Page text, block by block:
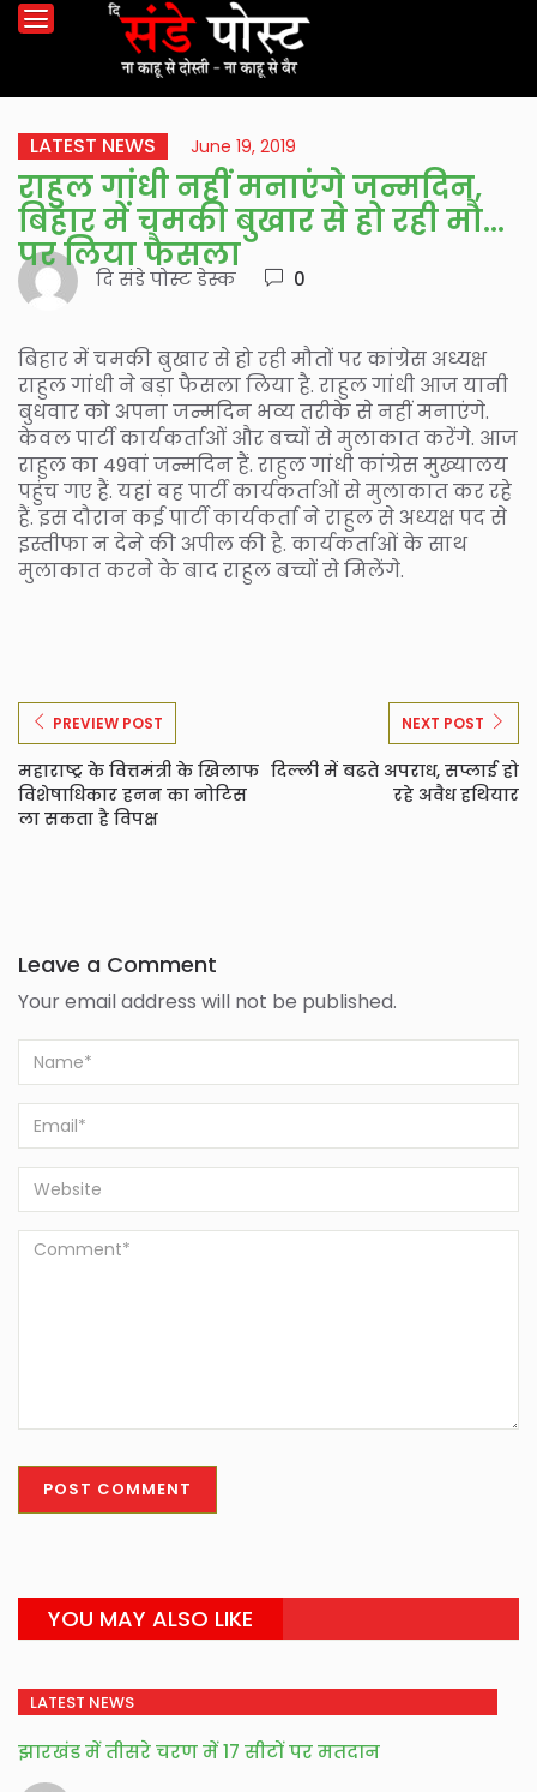
LATEST NEWS June 19, 2019
राहुल गांधी नहीं मनाएंगे जन्मदिन,
बिहार में चमकी बुखार से हो रही मौतों
पर लिया फैसला
दि संडे पोस्ट डेस्क 0
बिहार में चमकी बुखार से हो रही मौतों पर कांग्रेस अध्यक्ष
राहुल गांधी ने बड़ा फैसला लिया है. राहुल गांधी आज यानी
बुधवार को अपना जन्मदिन भव्य तरीके से नहीं मनाएंगे.
केवल पार्टी कार्यकर्ताओं और बच्चों से मुलाकात करेंगे. आज
राहुल का 49वां जन्मदिन हैं. राहुल गांधी कांग्रेस मुख्यालय
पहुंच गए हैं. यहां वह पार्टी कार्यकर्ताओं से मुलाकात कर रहे
हैं. इस दौरान कई पार्टी कार्यकर्ता ने राहुल से अध्यक्ष पद से
इस्तीफा न देने की अपील की है. कार्यकर्ताओं के साथ
मुलाकात करने के बाद राहुल बच्चों से मिलेंगे.
PREVIEW POST
महाराष्ट्र के वित्तमंत्री के खिलाफ
विशेषाधिकार हनन का नोटिस
ला सकता है विपक्ष
NEXT POST
दिल्ली में बढते अपराध, सप्लाई हो
रहे अवैध हथियार
Leave a Comment
Your email address will not be published.
YOU MAY ALSO LIKE
LATEST NEWS
झारखंड में तीसरे चरण में 17 सीटों पर मतदान